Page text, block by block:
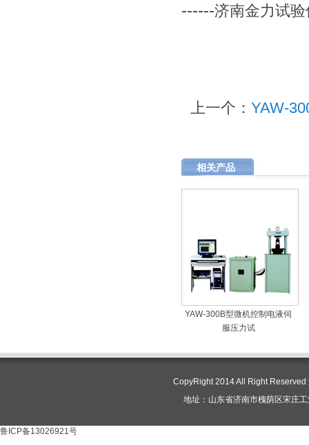
------济南金力试
上一个： YAW-
相关产品
YAW-300B型微机控制电液伺
服压力试
CopyRight 2014 All Right
地址：山东省济南市槐荫区宋庄
鲁ICP备13026921号